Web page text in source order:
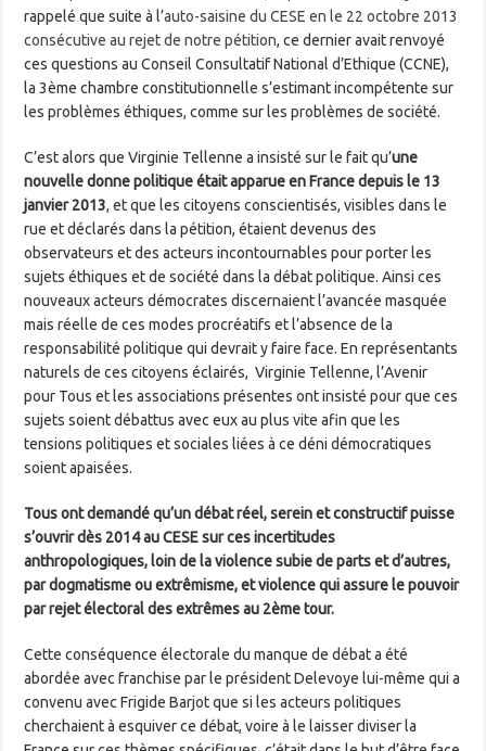
rappelé que suite à l’auto-saisine du CESE en le 22 octobre 2013
consécutive au rejet de notre pétition, ce dernier avait renvoyé
ces questions au Conseil Consultatif National d’Ethique (CCNE),
la 3ème chambre constitutionnelle s’estimant incompétente sur
les problèmes éthiques, comme sur les problèmes de société.
C’est alors que Virginie Tellenne a insisté sur le fait qu’une
nouvelle donne politique était apparue en France depuis le 13
janvier 2013, et que les citoyens conscientisés, visibles dans le
rue et déclarés dans la pétition, étaient devenus des
observateurs et des acteurs incontournables pour porter les
sujets éthiques et de société dans la débat politique. Ainsi ces
nouveaux acteurs démocrates discernaient l’avancée masquée
mais réelle de ces modes procréatifs et l’absence de la
responsabilité politique qui devrait y faire face. En représentants
naturels de ces citoyens éclairés, Virginie Tellenne, l’Avenir
pour Tous et les associations présentes ont insisté pour que ces
sujets soient débattus avec eux au plus vite afin que les
tensions politiques et sociales liées à ce déni démocratiques
soient apaisées.
Tous ont demandé qu’un débat réel, serein et constructif puisse
s’ouvrir dès 2014 au CESE sur ces incertitudes
anthropologiques, loin de la violence subie de parts et d’autres,
par dogmatisme ou extrêmisme, et violence qui assure le pouvoir
par rejet électoral des extrêmes au 2ème tour.
Cette conséquence électorale du manque de débat a été
abordée avec franchise par le président Delevoye lui-même qui a
convenu avec Frigide Barjot que si les acteurs politiques
cherchaient à esquiver ce débat, voire à le laisser diviser la